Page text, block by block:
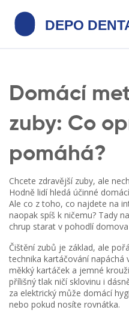
Domácí
zuby: Co
pomáhá?
Chcete zdravější zuby, ale
Hodně lidí hledá účinné
Ale co z toho, co najdete na
naopak spíš k ničemu? Tady
chrup starat v pohodlí
Čištění zubů je základ, ale
technika kartáčování napáchá
měkký kartáček a jemné
přílišný tlak ničí sklovinu i
za elektrický může domácí
nebo pokud nosíte rovnátka.